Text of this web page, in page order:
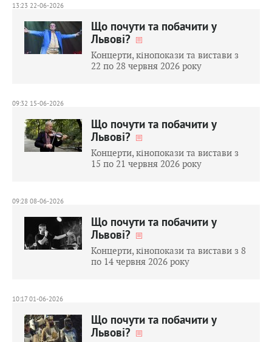
13:23 22-06-2026
Що почути та побачити у
Львові?
Концерти, кінопокази та вистави з
22 по 28 червня 2026 року
09:32 15-06-2026
Що почути та побачити у
Львові?
Концерти, кінопокази та вистави з
15 по 21 червня 2026 року
09:28 08-06-2026
Що почути та побачити у
Львові?
Концерти, кінопокази та вистави з 8
по 14 червня 2026 року
10:17 01-06-2026
Що почути та побачити у
Львові?